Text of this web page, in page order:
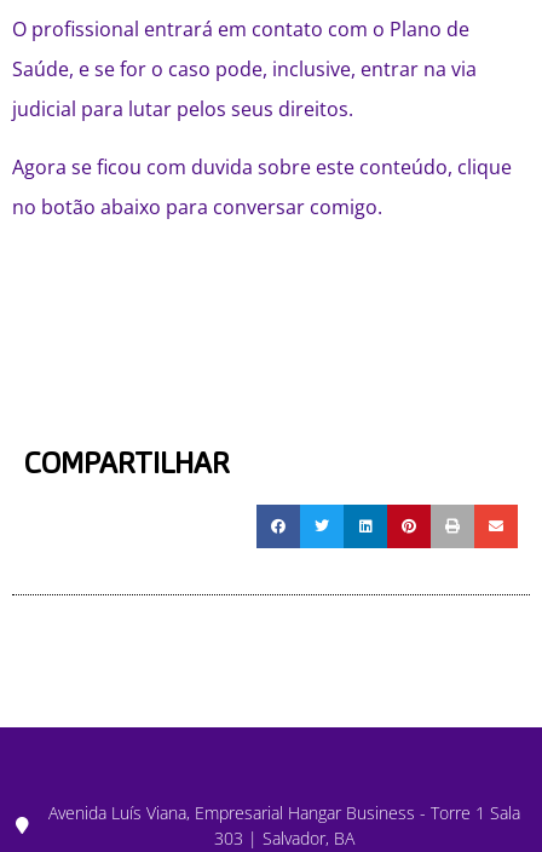
O profissional entrará em contato com o Plano de
Saúde, e se for o caso pode, inclusive, entrar na via
judicial para lutar pelos seus direitos.
Agora se ficou com duvida sobre este conteúdo, clique
no botão abaixo para conversar comigo.
COMPARTILHAR
Avenida Luís Viana, Empresarial Hangar Business - Torre 1 Sala
303 | Salvador, BA